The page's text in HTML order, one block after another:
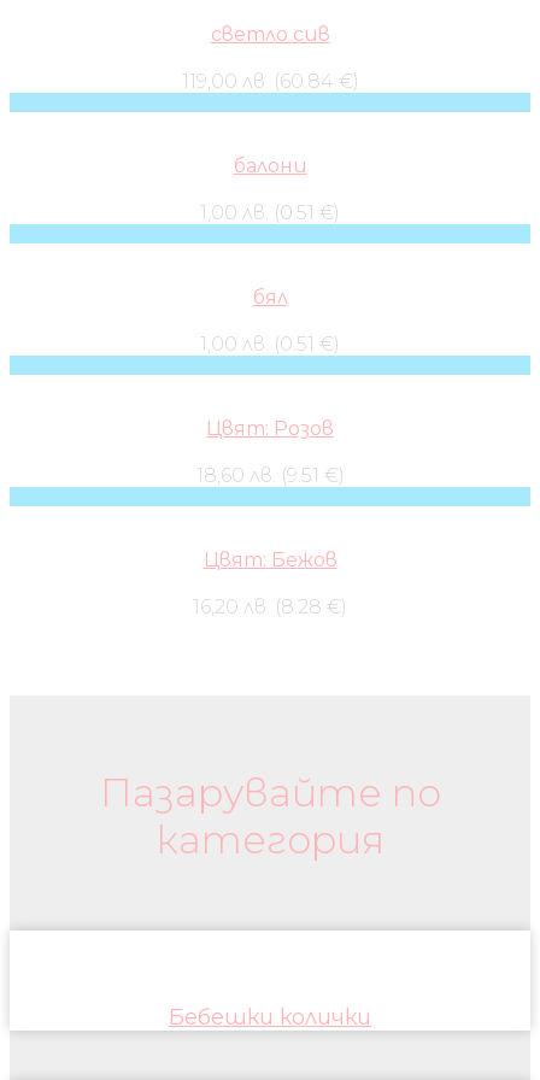
светло сив
119,00 лв. (60.84 €)
балони
1,00 лв. (0.51 €)
бял
1,00 лв. (0.51 €)
Цвят: Розов
18,60 лв. (9.51 €)
Цвят: Бежов
16,20 лв. (8.28 €)
Пазарувайте по
категория
Бебешки колички